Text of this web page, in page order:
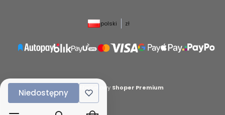
polski zł
Sklep internetowy Shoper Premium
Niedostępny